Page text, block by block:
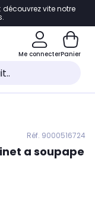
vite notre
Me connecterPanier
Réf. 9000516724
a soupape